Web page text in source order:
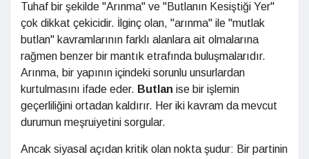
Tuhaf bir şekilde "Arınma" ve "Butlanın Kesiştiği Yer"
çok dikkat çekicidir. İlginç olan, "arınma" ile "mutlak
butlan" kavramlarının farklı alanlara ait olmalarına
rağmen benzer bir mantık etrafında buluşmalarıdır.
Arınma, bir yapının içindeki sorunlu unsurlardan
kurtulmasını ifade eder. Butlan ise bir işlemin
geçerliliğini ortadan kaldırır. Her iki kavram da mevcut
durumun meşruiyetini sorgular.
Ancak siyasal açıdan kritik olan nokta şudur: Bir partinin